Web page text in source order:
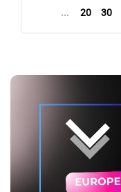
...
20 30